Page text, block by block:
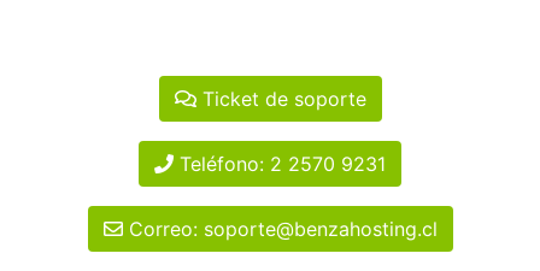
Ticket de soporte
Teléfono: 2 2570 9231
Correo: soporte@benzahosting.cl